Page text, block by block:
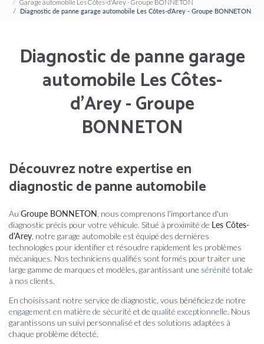
Garage automobile Les Côtes-d'Arey - Groupe BONNETON
Diagnostic de panne garage automobile Les Côtes-d'Arey - Groupe BONNETON
Diagnostic de panne garage
automobile Les Côtes-
d'Arey - Groupe
BONNETON
Découvrez notre expertise en
diagnostic de panne automobile
Au Groupe BONNETON , nous comprenons l'importance d'un
diagnostic précis pour votre véhicule. Situé à proximité de Les Côtes-
d'Arey , notre garage automobile est équipé des dernières
technologies pour identifier et résoudre rapidement les problèmes
mécaniques. Nos techniciens qualifiés sont formés pour traiter une
large gamme de marques et modèles, garantissant une sérénité totale
à nos clients.
En choisissant notre service de diagnostic, vous bénéficiez de notre
engagement en matière de sécurité et de qualité exceptionnelle. Nous
garantissons un suivi personnalisé et des solutions adaptées à
chaque problème détecté.